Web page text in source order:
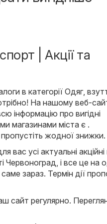
| Акції та
в категорії Одяг,
На нашому веб-
інформацію про вигідні
магазинами міста є .
пропустіть жодної знижки.
усі актуальні акційні
Червоноград, і все це на
зараз. Термін дії
сайт регулярно.